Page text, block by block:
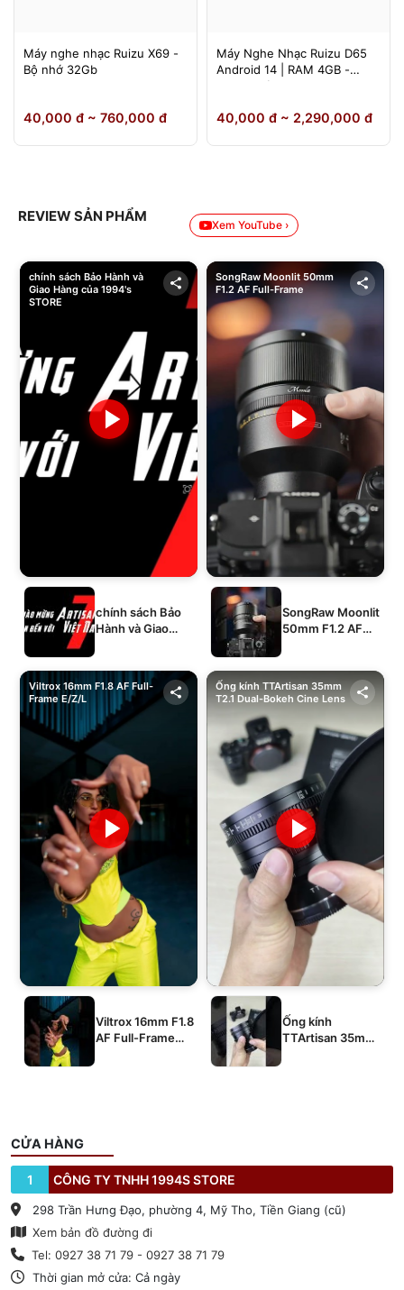
Máy nghe nhạc Ruizu X69 -
Bộ nhớ 32Gb
40,000 đ ~ 760,000 đ
Máy Nghe Nhạc Ruizu D65
Android 14 | RAM 4GB -
64GB Chính Hãng
40,000 đ ~ 2,290,000 đ
REVIEW SẢN PHẨM
Xem YouTube ›
chính sách Bảo Hành và
Giao Hàng của 1994's
STORE
chính sách Bảo
Hành và Giao
SongRaw Moonlit 50mm
F1.2 AF Full-Frame
SongRaw Moonlit
50mm F1.2 AF
Viltrox 16mm F1.8 AF Full-
Frame E/Z/L
Viltrox 16mm F1.8
AF Full-Frame
Ống kính TTArtisan 35mm
T2.1 Dual-Bokeh Cine Lens
Ống kính
TTArtisan 35mm
CỬA HÀNG
1 CÔNG TY TNHH 1994S STORE
298 Trần Hưng Đạo, phường 4, Mỹ Tho, Tiền Giang (cũ)
Xem bản đồ đường đi
Tel: 0927 38 71 79 - 0927 38 71 79
Thời gian mở cửa: Cả ngày